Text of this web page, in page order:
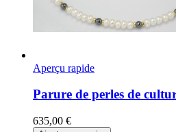
Aperçu rapide
Parure de perles de
635,00 €